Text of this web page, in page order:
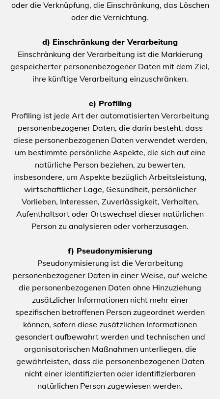
oder die Verknüpfung, die Einschränkung, das Löschen
oder die Vernichtung.
d) Einschränkung der Verarbeitung
Einschränkung der Verarbeitung ist die Markierung
gespeicherter personenbezogener Daten mit dem Ziel,
ihre künftige Verarbeitung einzuschränken.
e) Profiling
Profiling ist jede Art der automatisierten Verarbeitung
personenbezogener Daten, die darin besteht, dass
diese personenbezogenen Daten verwendet werden,
um bestimmte persönliche Aspekte, die sich auf eine
natürliche Person beziehen, zu bewerten,
insbesondere, um Aspekte bezüglich Arbeitsleistung,
wirtschaftlicher Lage, Gesundheit, persönlicher
Vorlieben, Interessen, Zuverlässigkeit, Verhalten,
Aufenthaltsort oder Ortswechsel dieser natürlichen
Person zu analysieren oder vorherzusagen.
f) Pseudonymisierung
Pseudonymisierung ist die Verarbeitung
personenbezogener Daten in einer Weise, auf welche
die personenbezogenen Daten ohne Hinzuziehung
zusätzlicher Informationen nicht mehr einer
spezifischen betroffenen Person zugeordnet werden
können, sofern diese zusätzlichen Informationen
gesondert aufbewahrt werden und technischen und
organisatorischen Maßnahmen unterliegen, die
gewährleisten, dass die personenbezogenen Daten
nicht einer identifizierten oder identifizierbaren
natürlichen Person zugewiesen werden.